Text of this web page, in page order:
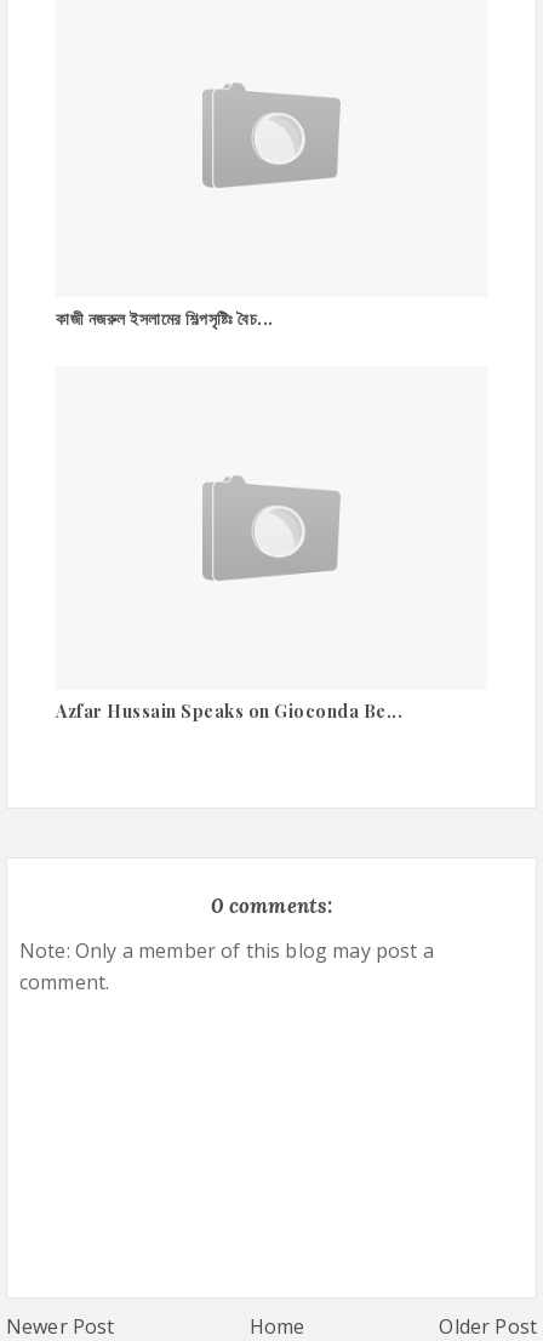
কাজী নজরুল ইসলামের শিল্পসৃষ্টিঃ বৈচ...
Azfar Hussain Speaks on Gioconda Be...
0 comments:
Note: Only a member of this blog may post a
comment.
Newer Post Home Older Post